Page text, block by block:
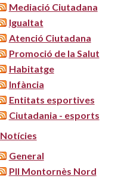
Mediació Ciutadana
Igualtat
Atenció Ciutadana
Promoció de la Salut
Habitatge
Infància
Entitats esportives
Ciutadania - esports
Notícies
General
PII Montornès Nord